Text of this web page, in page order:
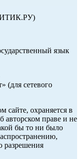
язык
(для сетевого
сайте, охраняется в
авторском праве и не
бы то ни было
разрешения